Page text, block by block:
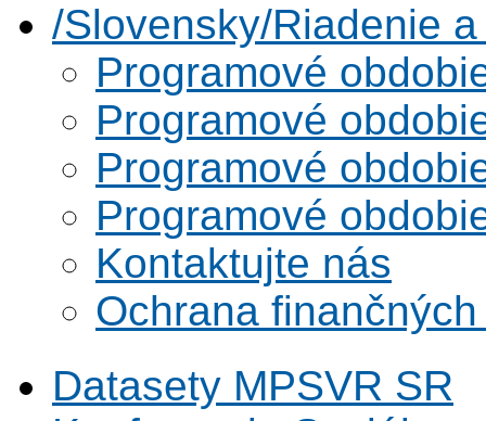
/Slovensky/Riadenie
Programové
Programové
Programové
Programové
Kontaktujte nás
Ochrana
Datasety MPSVR SR